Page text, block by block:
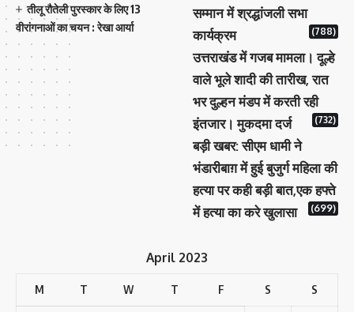
तीलू रौतेली पुरस्कार के लिए 13
वीरांगनाओं का चयन : रेखा आर्या
सम्मान में श्रद्धांजली सभा
कार्यक्रम
(788)
उत्तराखंड में गजब मामला। दूल्हे
वाले भूले शादी की तारीख, रात
भर दुल्हन मंडप में करती रही
इंतजार। मुकदमा दर्ज
(732)
बड़ी खबर: सीएम धामी ने
भंडारीबाग़ में हुई बुजुर्ग महिला की
हत्या पर कही बड़ी बात,एक हफ्ते
में हत्या का करे खुलासा
(699)
April 2023
M T W T F S S